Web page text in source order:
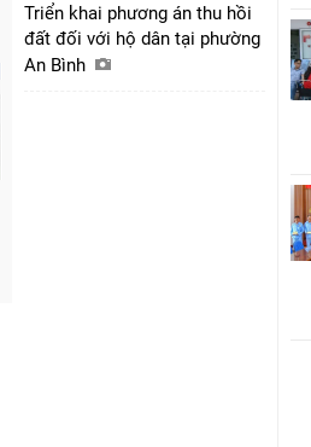
Triển khai phương án thu hồi
đất đối với hộ dân tại phường
An Bình